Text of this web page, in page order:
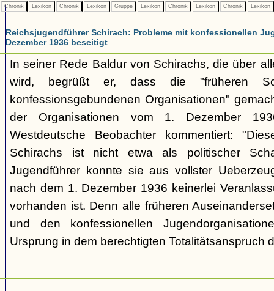
Chronik Lexikon Chronik Lexikon Gruppe Lexikon Chronik Lexikon Chronik Lexikon
Reichsjugendführer Schirach: Probleme mit konfessionellen
Dezember 1936 beseitigt
In seiner Rede Baldur von Schirachs, die über
wird, begrüßt er, dass die "früheren
konfessionsgebundenen Organisationen"
der Organisationen vom 1. Dezember
Westdeutsche Beobachter kommentiert:
Schirachs ist nicht etwa als politischer
Jugendführer konnte sie aus vollster
nach dem 1. Dezember 1936 keinerlei
vorhanden ist. Denn alle früheren
und den konfessionellen
Ursprung in dem berechtigten Totalitätsanspruch